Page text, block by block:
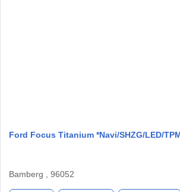
Ford Focus Titanium *Navi/SHZG/LED/
Bamberg , 96052